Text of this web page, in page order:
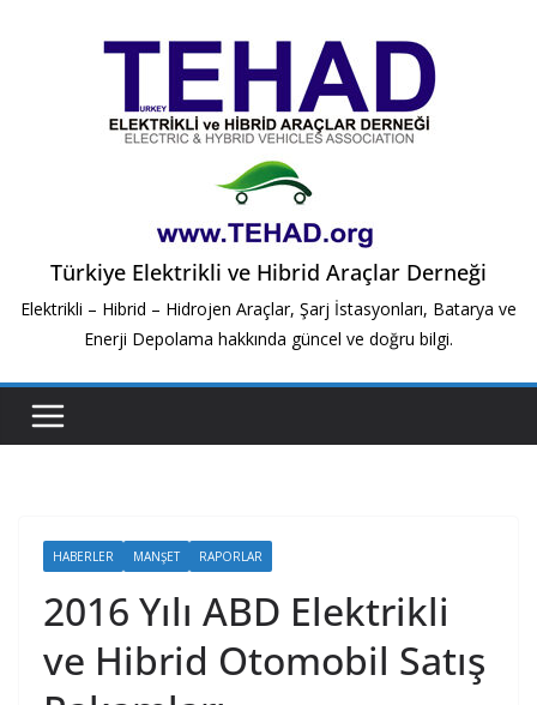
Türkiye Elektrikli ve Hibrid Araçlar Derneği
Elektrikli – Hibrid – Hidrojen Araçlar, Şarj İstasyonları, Batarya ve
Enerji Depolama hakkında güncel ve doğru bilgi.
HABERLER MANŞET RAPORLAR
2016 Yılı ABD Elektrikli
ve Hibrid Otomobil Satış